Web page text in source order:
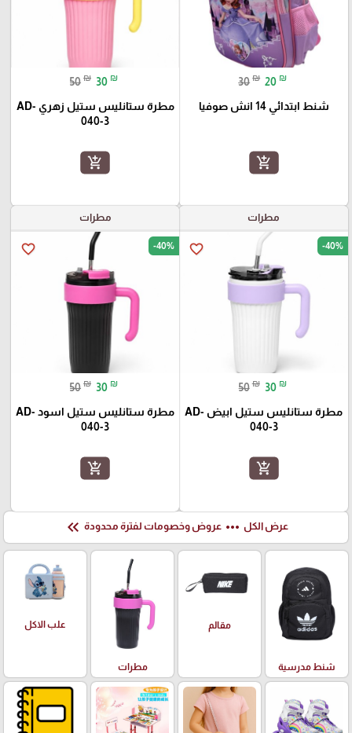
30 ₪ 20 ₪
شنط ابتدائي 14 انش صوفيا
add_shopping_cart
50 ₪ 30 ₪
مطرة ستانليس ستيل زهري AD-
040-3
add_shopping_cart
مطرات
favorite_border -40%
50 ₪ 30 ₪
مطرة ستانليس ستيل ابيض AD-
040-3
add_shopping_cart
مطرات
favorite_border -40%
50 ₪ 30 ₪
مطرة ستانليس ستيل اسود AD-
040-3
add_shopping_cart
عرض الكل more_horiz عروض وخصومات لفترة محدودة keyboard_double_arrow_left
شنط مدرسية
مقالم
مطرات
علب الاكل